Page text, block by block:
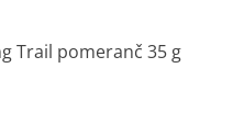
Trail pomeranč 35 g